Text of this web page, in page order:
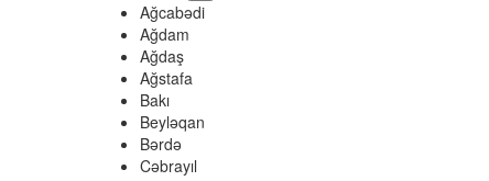
Ağcabədi
Ağdam
Ağdaş
Ağstafa
Bakı
Beyləqan
Bərdə
Cəbrayıl